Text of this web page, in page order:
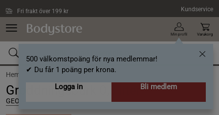
Fri frakt över 199 kr Kundservice
Min profil
500 välkomstpoäng för nya medlemmar!
✔ Du får 1 poäng per krona.
Logga in
Bli medlem
Varukorg
Hem och Hushåll
Groddningsburk 0,8 liter
GEO